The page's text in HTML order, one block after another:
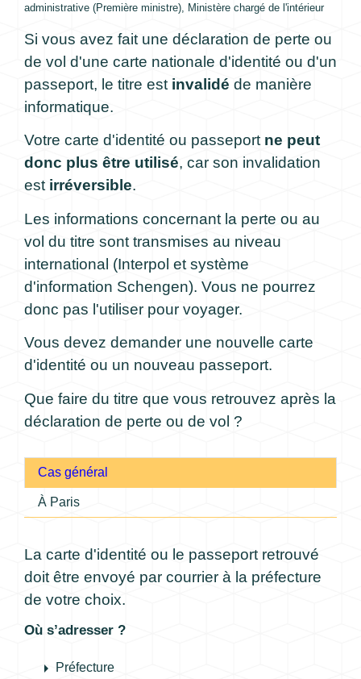
administrative (Première ministre), Ministère chargé de l'intérieur
Si vous avez fait une déclaration de perte ou
de vol d'une carte nationale d'identité ou d'un
passeport, le titre est invalidé de manière
informatique.
Votre carte d'identité ou passeport ne peut
donc plus être utilisé, car son invalidation
est irréversible.
Les informations concernant la perte ou au
vol du titre sont transmises au niveau
international (Interpol et système
d'information Schengen). Vous ne pourrez
donc pas l'utiliser pour voyager.
Vous devez demander une nouvelle carte
d'identité ou un nouveau passeport.
Que faire du titre que vous retrouvez après la
déclaration de perte ou de vol ?
Cas général
À Paris
La carte d'identité ou le passeport retrouvé
doit être envoyé par courrier à la préfecture
de votre choix.
Où s’adresser ?
arrow_right Préfecture